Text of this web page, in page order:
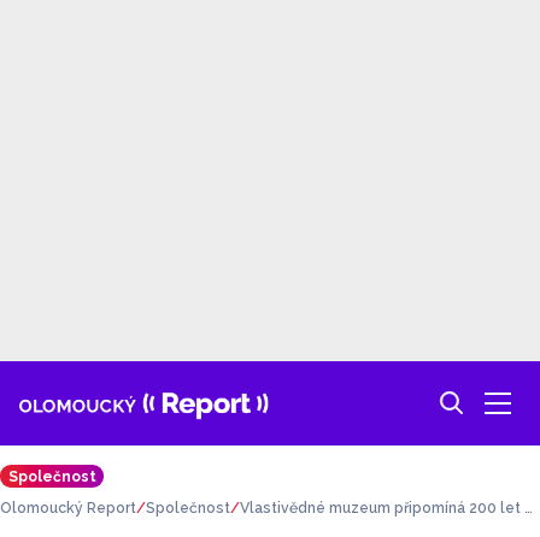
Společnost
Olomoucký Report Společnost Vlastivědné muzeum připomíná 200 let o